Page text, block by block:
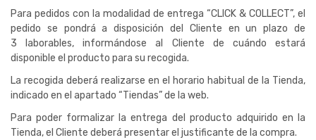
Para pedidos con la modalidad de entrega “CLICK & COLLECT”, el
pedido se pondrá a disposición del Cliente en un plazo de
3 laborables, informándose al Cliente de cuándo estará
disponible el producto para su recogida.
La recogida deberá realizarse en el horario habitual de la Tienda,
indicado en el apartado “Tiendas” de la web.
Para poder formalizar la entrega del producto adquirido en la
Tienda, el Cliente deberá presentar el justificante de la compra.